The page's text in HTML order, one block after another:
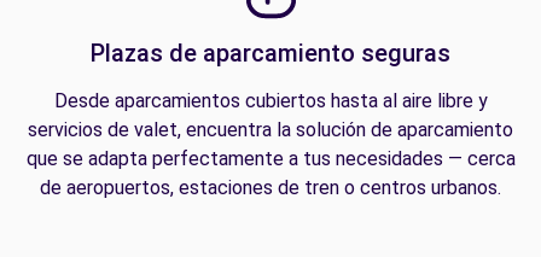
Plazas de aparcamiento seguras
Desde aparcamientos cubiertos hasta al aire libre y
servicios de valet, encuentra la solución de aparcamiento
que se adapta perfectamente a tus necesidades — cerca
de aeropuertos, estaciones de tren o centros urbanos.